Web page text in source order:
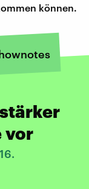
können.
vor